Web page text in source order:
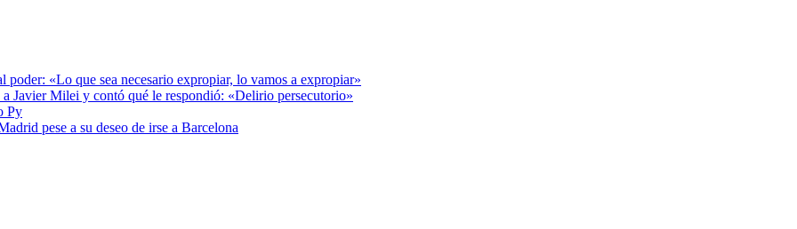
«Lo que sea necesario expropiar, lo vamos a expropiar»
Javier Milei y contó qué le respondió: «Delirio persecutorio»
Py
pese a su deseo de irse a Barcelona